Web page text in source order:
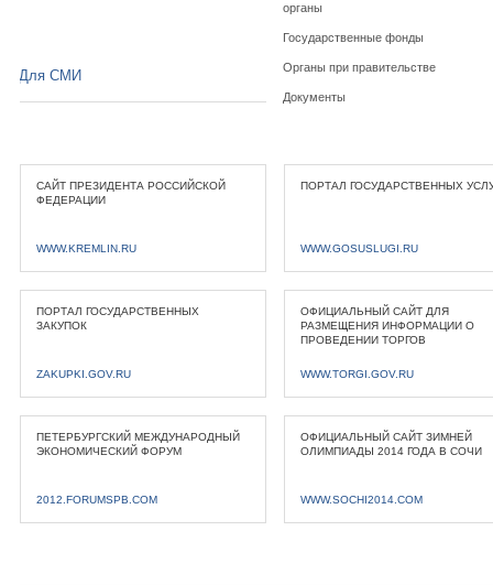
органы
Государственные фонды
Органы при правительстве
Документы
Для СМИ
САЙТ ПРЕЗИДЕНТА РОССИЙСКОЙ
ФЕДЕРАЦИИ
WWW.KREMLIN.RU
ПОРТАЛ ГОСУДАРСТВЕННЫХ
WWW.GOSUSLUGI.RU
ПОРТАЛ ГОСУДАРСТВЕННЫХ
ЗАКУПОК
ZAKUPKI.GOV.RU
ОФИЦИАЛЬНЫЙ САЙТ ДЛЯ
РАЗМЕЩЕНИЯ ИНФОРМАЦИИ О
ПРОВЕДЕНИИ ТОРГОВ
WWW.TORGI.GOV.RU
ПЕТЕРБУРГСКИЙ МЕЖДУНАРОДНЫЙ
ЭКОНОМИЧЕСКИЙ ФОРУМ
2012.FORUMSPB.COM
ОФИЦИАЛЬНЫЙ САЙТ ЗИМНЕЙ
ОЛИМПИАДЫ 2014 ГОДА В СОЧИ
WWW.SOCHI2014.COM